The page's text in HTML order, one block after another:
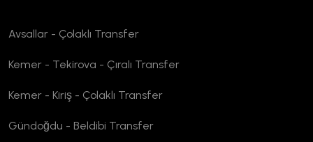
Avsallar - Çolaklı Transfer
Kemer - Tekirova - Çıralı Transfer
Kemer - Kiriş - Çolaklı Transfer
Gündoğdu - Beldibi Transfer